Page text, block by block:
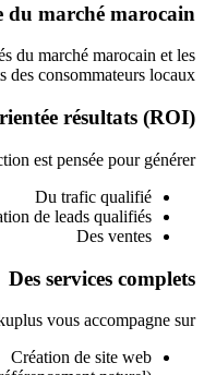
du marché marocain
du marché marocain et les
des consommateurs locaux.
résultats (ROI)
est pensée pour générer :
Du trafic qualifié
de leads qualifiés
Des ventes
Des services complets
vous accompagne sur :
Création de site web